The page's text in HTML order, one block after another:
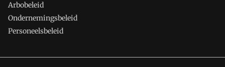
Arbobeleid
Ondernemingsbeleid
Personeelsbeleid